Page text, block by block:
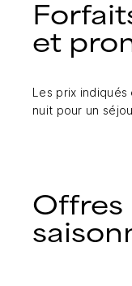
et
Les prix
nuit pour un
Offres